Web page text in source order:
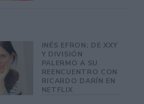
INÉS EFRON: DE XXY
Y DIVISIÓN
PALERMO A SU
REENCUENTRO CON
RICARDO DARÍN EN
NETFLIX